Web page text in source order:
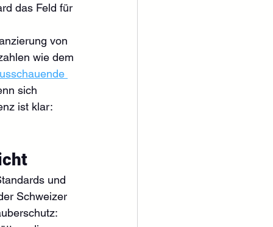
das Feld für
von
wie dem
sich
ist klar:
und
Schweizer